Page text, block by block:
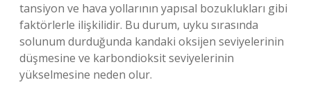
tansiyon ve hava yollarının yapısal bozuklukları gibi
faktörlerle ilişkilidir. Bu durum, uyku sırasında
solunum durduğunda kandaki oksijen seviyelerinin
düşmesine ve karbondioksit seviyelerinin
yükselmesine neden olur.